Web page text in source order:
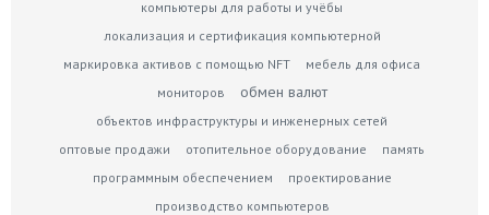
компьютеры для работы и учёбы
локализация и сертификация компьютерной
маркировка активов c помощью NFT
мебель для офиса
мониторов
обмен валют
объектов инфраструктуры и инженерных сетей
оптовые продажи
отопительное оборудование
память
программным обеспечением
проектирование
производство компьютеров